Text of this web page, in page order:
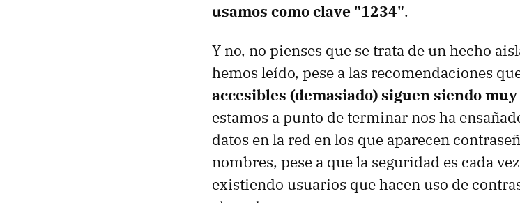
usamos como clave "1234".
Y no, no pienses que se trata de un hecho
hemos leído, pese a las recomendaciones
accesibles (demasiado) siguen siendo muy
estamos a punto de terminar nos ha
datos en la red en los que aparecen
nombres, pese a que la seguridad es cada
existiendo usuarios que hacen uso de